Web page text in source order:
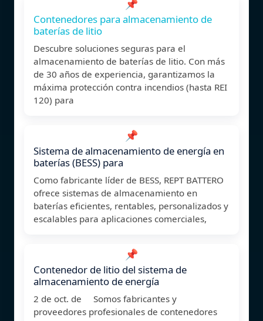
📌
Contenedores para almacenamiento de
baterías de litio
Descubre soluciones seguras para el
almacenamiento de baterías de litio. Con más
de 30 años de experiencia, garantizamos la
máxima protección contra incendios (hasta REI
120) para
📌
Sistema de almacenamiento de energía en
baterías (BESS) para
Como fabricante líder de BESS, REPT BATTERO
ofrece sistemas de almacenamiento en
baterías eficientes, rentables, personalizados y
escalables para aplicaciones comerciales,
📌
Contenedor de litio del sistema de
almacenamiento de energía
2 de oct. de Somos fabricantes y
proveedores profesionales de contenedores